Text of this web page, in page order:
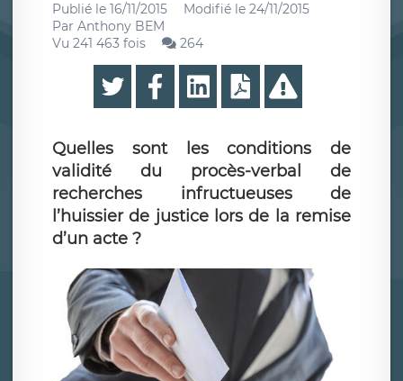
Publié le 16/11/2015 Modifié le 24/11/2015
Par Anthony BEM
Vu 241 463 fois
264
Quelles sont les conditions de
validité du procès-verbal de
recherches infructueuses de
l’huissier de justice lors de la remise
d’un acte ?